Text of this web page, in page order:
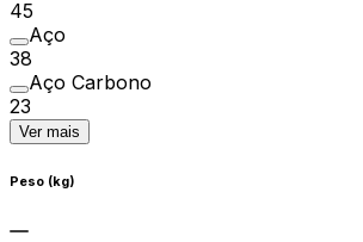
45
Aço
38
Aço Carbono
23
Ver mais
Peso (kg)